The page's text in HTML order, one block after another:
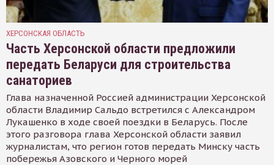
ХЕРСОНСКАЯ ОБЛАСТЬ
Часть Херсонской области предложили
передать Беларуси для строительства
санаториев
Глава назначенной Россией администрации Херсонской
области Владимир Сальдо встретился с Александром
Лукашенко в ходе своей поездки в Беларусь. После
этого разговора глава Херсонской области заявил
журналистам, что регион готов передать Минску часть
побережья Азовского и Черного морей